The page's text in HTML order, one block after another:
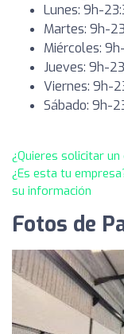
Lunes: 9h-
Martes: 9h-
Miércoles:
Jueves: 9h-
Viernes: 9h-
Sábado: 9h-
¿Quieres solicitar un
¿Es esta tu
su información
Fotos de